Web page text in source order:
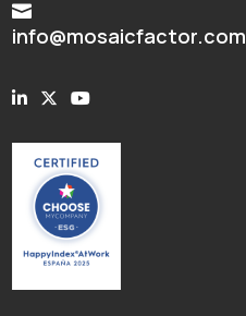

info@mosaicfactor.com